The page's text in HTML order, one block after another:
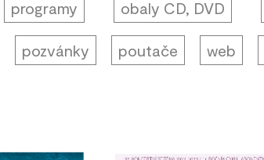
programy obaly CD, DVD
pozvánky poutače web